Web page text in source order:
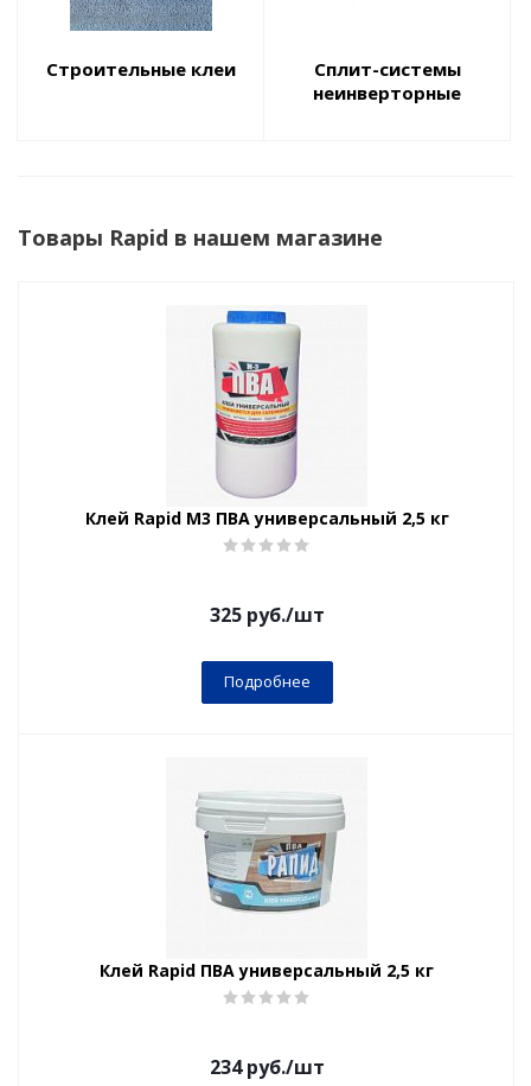
Строительные клеи
Сплит-системы
неинверторные
Товары Rapid в нашем магазине
Клей Rapid М3 ПВА универсальный 2,5 кг
325руб./шт
Подробнее
Клей Rapid ПВА универсальный 2,5 кг
234руб./шт